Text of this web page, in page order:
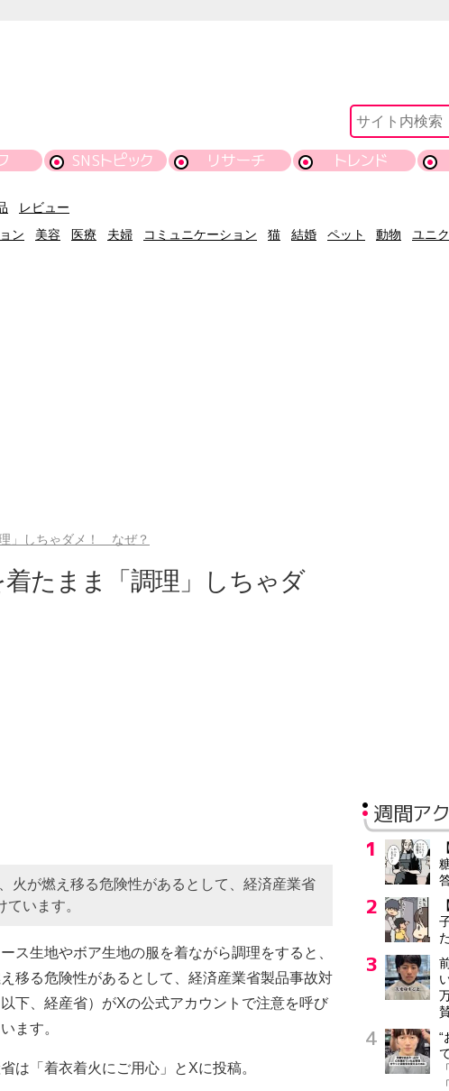
SNSトピック リサーチ トレンド
レビュー
ン 美容 医療 夫婦 コミュニケーション 猫 結婚 ペット 動物 ユニ
」しちゃダメ！ なぜ？
たまま「調理」しちゃダ
火が燃え移る危険性があるとして、経済産業省
います。
ス生地やボア生地の服を着ながら調理をすると、
移る危険性があるとして、経済産業省製品事故対
下、経産省）がXの公式アカウントで注意を呼び
ます。
は「着衣着火にご用心」とXに投稿。
週間ア
“